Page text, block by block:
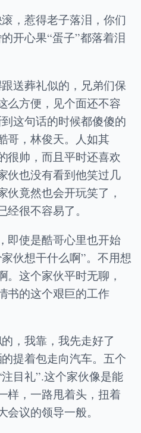
，惹得老子落泪，你们
开心果“蛋子”都落着泪
送葬礼似的，兄弟们保
么方便，见个面还不容
这句话的时候都傻傻的
哥，林俊天。人如其
很帅，而且平时还喜欢
伙也没有看到他笑过几
伙竟然也会开玩笑了，
很不容易了。
即使是酷哥心里也开始
伙想干什么啊”。不用想
。这个家伙平时无聊，
书的这个艰巨的工作
，我靠，我先走好了
提着包走向汽车。五个
目礼”.这个家伙像是能
样，一路甩着头，扭着
议的领导一般。